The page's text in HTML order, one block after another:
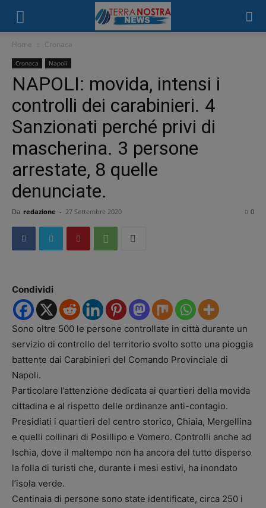
Home Cronaca
Cronaca Napoli
NAPOLI: movida, intensi i
controlli dei carabinieri. 4
Sanzionati perché privi di
mascherina. 3 persone
arrestate, 8 quelle
denunciate.
Da redazione - 27 Settembre 2020 0
Condividi
Sono oltre 500 le persone controllate in città durante un
servizio di controllo del territorio svolto sotto una pioggia
battente dai Carabinieri del Comando Provinciale di
Napoli.
Particolare l’attenzione dedicata ai quartieri della movida
cittadina e al rispetto delle ordinanze anti-contagio.
Presidiati i quartieri del centro storico, Chiaia, Mergellina
e quelli collinari di Posillipo e Vomero. Controlli anche ad
Ischia, dove il maltempo non ha ancora del tutto disperso
la folla di turisti che, durante i mesi estivi, ha inondato
l’isola verde.
Centinaia di persone sono state identificate, circa 250 i